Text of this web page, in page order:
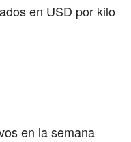
en USD por kilo
en la semana